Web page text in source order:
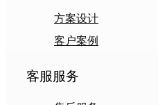
方案设计
客户案例
客服服务